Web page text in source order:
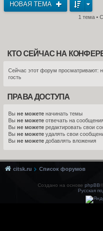
НОВАЯ ТЕМА
1 тема •
КТО СЕЙЧАС НА
Сейчас этот форум просматривают:
гость
ПРАВА ДОСТУПА
Вы не можете начинать темы
Вы не можете отвечать на
Вы не можете редактировать свои
Вы не можете удалять свои
Вы не можете добавлять вложения
citsk.ru Список форумов
Создано на основе phpBB
Русская